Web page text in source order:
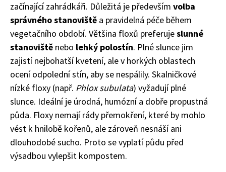
začínající zahrádkáři. Důležitá je především volba
správného stanoviště a pravidelná péče během
vegetačního období. Většina floxů preferujeslunné
stanoviště nebo lehký polostín. Plné slunce jim
zajistí nejbohatší kvetení, ale v horkých oblastech
ocení odpolední stín, aby se nespálily. Skalničkové
nízké floxy (např. Phlox subulata) vyžadují plné
slunce. Ideální je úrodná, humózní a dobře propustná
půda. Floxy nemají rády přemokření, které by mohlo
vést k hnilobě kořenů, ale zároveň nesnáší ani
dlouhodobé sucho. Proto se vyplatí půdu před
výsadbou vylepšit kompostem.